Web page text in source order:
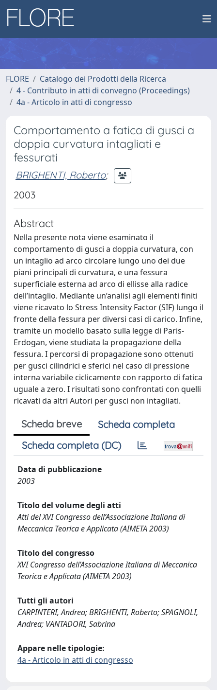
FLORE
Catalogo dei Prodotti della Ricerca
4 - Contributo in atti di convegno (Proceedings)
4a - Articolo in atti di congresso
Comportamento a fatica di gusci a
doppia curvatura intagliati e
fessurati
BRIGHENTI, Roberto;
2003
Abstract
Nella presente nota viene esaminato il
comportamento di gusci a doppia curvatura, con
un intaglio ad arco circolare lungo uno dei due
piani principali di curvatura, e una fessura
superficiale esterna ad arco di ellisse alla radice
dell’intaglio. Mediante un’analisi agli elementi finiti
viene ricavato lo Stress Intensity Factor (SIF) lungo il
fronte della fessura per diversi casi di carico. Infine,
tramite un modello basato sulla legge di Paris-
Erdogan, viene studiata la propagazione della
fessura. I percorsi di propagazione sono ottenuti
per gusci cilindrici e sferici nel caso di pressione
interna variabile ciclicamente con rapporto di fatica
uguale a zero. I risultati sono confrontati con quelli
ricavati da altri Autori per gusci non intagliati.
Scheda breve
Scheda completa
Scheda completa (DC)
Data di pubblicazione
2003
Titolo del volume degli atti
Atti del XVI Congresso dell’Associazione Italiana di
Meccanica Teorica e Applicata (AIMETA 2003)
Titolo del congresso
XVI Congresso dell’Associazione Italiana di Meccanica
Teorica e Applicata (AIMETA 2003)
Tutti gli autori
CARPINTERI, Andrea; BRIGHENTI, Roberto; SPAGNOLI,
Andrea; VANTADORI, Sabrina
Appare nelle tipologie:
4a - Articolo in atti di congresso